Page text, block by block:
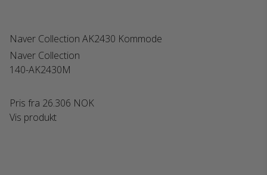
Naver Collection AK2430 Kommode
Naver Collection
140-AK2430M
Pris fra 26.306 NOK
Vis produkt